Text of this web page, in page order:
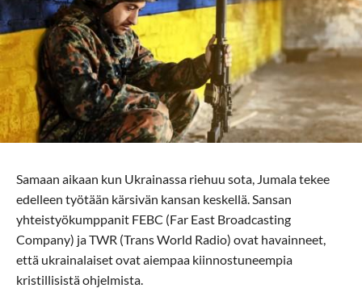
Samaan aikaan kun Ukrainassa riehuu sota, Jumala tekee
edelleen työtään kärsivän kansan keskellä. Sansan
yhteistyökumppanit FEBC (Far East Broadcasting
Company) ja TWR (Trans World Radio) ovat havainneet,
että ukrainalaiset ovat aiempaa kiinnostuneempia
kristillisistä ohjelmista.